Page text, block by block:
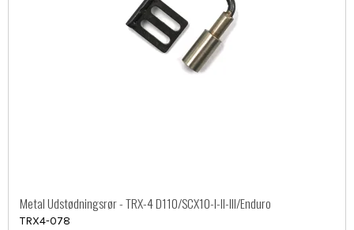
Metal Udstødningsrør - TRX-4 D110/SCX10-I-II-III/Enduro
TRX4-078